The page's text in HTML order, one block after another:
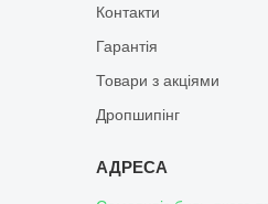
Контакти
Гарантія
Товари з акціями
Дропшипінг